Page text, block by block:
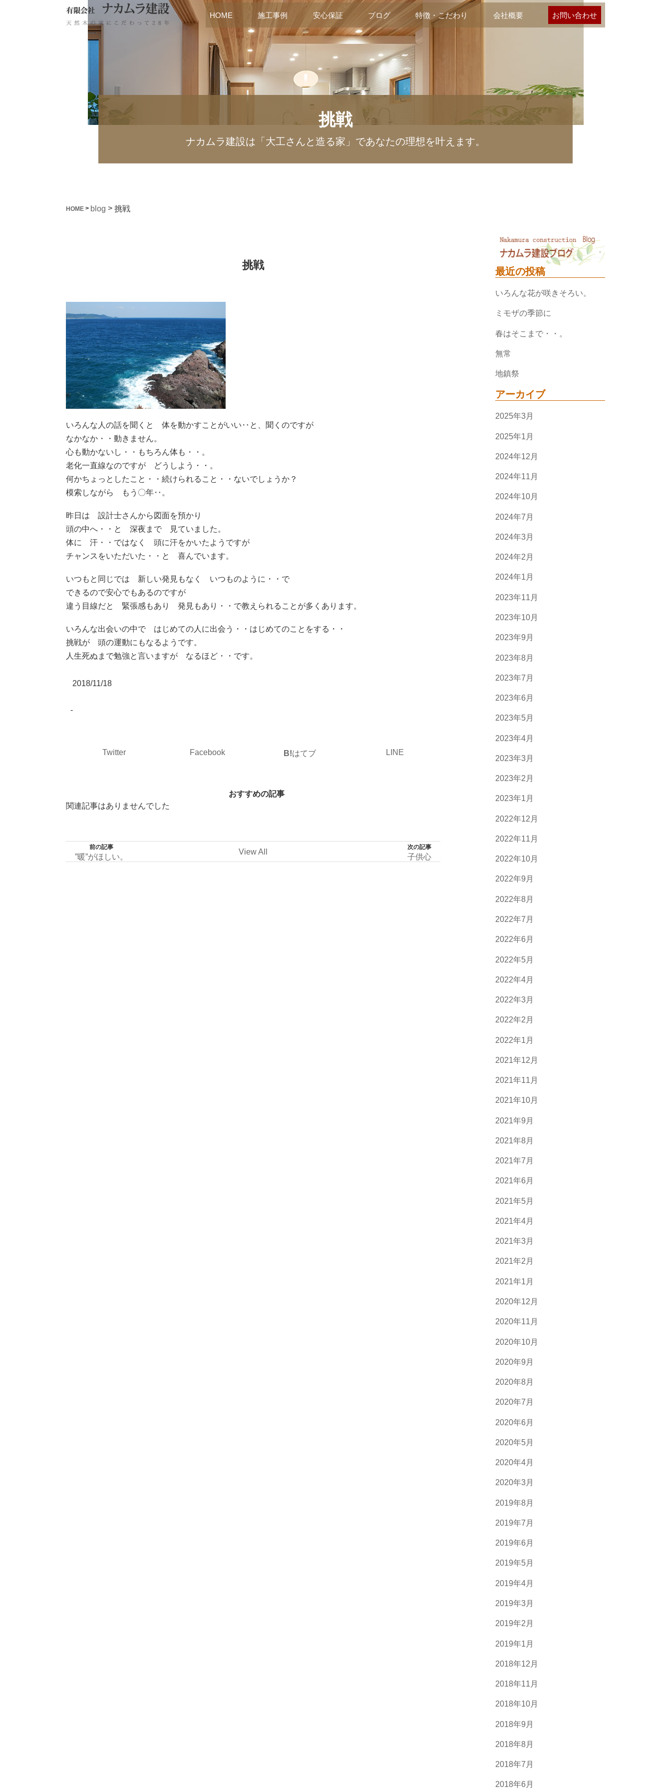
HOME 施工事例 安心保証 ブログ 特徴・こだわり 会社概要 お問い合わせ
挑戦
ナカムラ建設は「大工さんと造る家」であなたの理想を叶えます。
HOME > blog > 挑戦
挑戦
いろんな人の話を聞くと 体を動かすことがいい‥と、聞くのですが
なかなか・・動きません。
心も動かないし・・もちろん体も・・。
老化一直線なのですが どうしよう・・。
何かちょっとしたこと・・続けられること・・ないでしょうか？
模索しながら もう〇年‥。
昨日は 設計士さんから図面を預かり
頭の中へ・・と 深夜まで 見ていました。
体に 汗・・ではなく 頭に汗をかいたようですが
チャンスをいただいた・・と 喜んでいます。
いつもと同じでは 新しい発見もなく いつものように・・で
できるので安心でもあるのですが
違う目線だと 緊張感もあり 発見もあり・・で教えられることが多くあります。
いろんな出会いの中で はじめての人に出会う・・はじめてのことをする・・
挑戦が 頭の運動にもなるようです。
人生死ぬまで勉強と言いますが なるほど・・です。
2018/11/18
-
Twitter Facebook B!はてブ LINE
おすすめの記事
関連記事はありませんでした
前の記事
”暖”がほしい。
View All
次の記事
子供心
最近の投稿
いろんな花が咲きそろい。
ミモザの季節に
春はそこまで・・。
無常
地鎮祭
アーカイブ
2025年3月
2025年1月
2024年12月
2024年11月
2024年10月
2024年7月
2024年3月
2024年2月
2024年1月
2023年11月
2023年10月
2023年9月
2023年8月
2023年7月
2023年6月
2023年5月
2023年4月
2023年3月
2023年2月
2023年1月
2022年12月
2022年11月
2022年10月
2022年9月
2022年8月
2022年7月
2022年6月
2022年5月
2022年4月
2022年3月
2022年2月
2022年1月
2021年12月
2021年11月
2021年10月
2021年9月
2021年8月
2021年7月
2021年6月
2021年5月
2021年4月
2021年3月
2021年2月
2021年1月
2020年12月
2020年11月
2020年10月
2020年9月
2020年8月
2020年7月
2020年6月
2020年5月
2020年4月
2020年3月
2019年8月
2019年7月
2019年6月
2019年5月
2019年4月
2019年3月
2019年2月
2019年1月
2018年12月
2018年11月
2018年10月
2018年9月
2018年8月
2018年7月
2018年6月